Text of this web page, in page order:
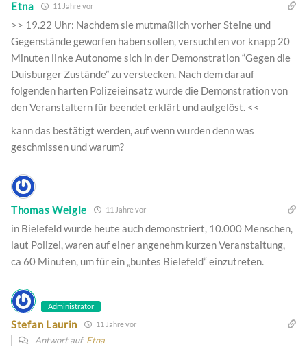
Etna 11 Jahre vor
>> 19.22 Uhr: Nachdem sie mutmaßlich vorher Steine und
Gegenstände geworfen haben sollen, versuchten vor knapp 20
Minuten linke Autonome sich in der Demonstration “Gegen die
Duisburger Zustände” zu verstecken. Nach dem darauf
folgenden harten Polizeieinsatz wurde die Demonstration von
den Veranstaltern für beendet erklärt und aufgelöst. <<
kann das bestätigt werden, auf wenn wurden denn was
geschmissen und warum?
Thomas Weigle 11 Jahre vor
in Bielefeld wurde heute auch demonstriert, 10.000 Menschen,
laut Polizei, waren auf einer angenehm kurzen Veranstaltung,
ca 60 Minuten, um für ein „buntes Bielefeld“ einzutreten.
Administrator
Stefan Laurin 11 Jahre vor
Antwort auf Etna